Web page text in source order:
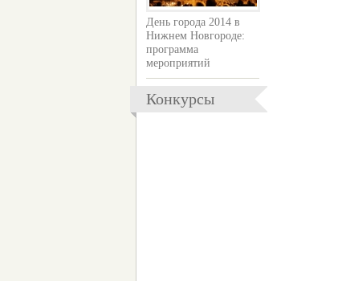
День города 2014 в
Нижнем Новгороде:
программа
мероприятий
Конкурсы